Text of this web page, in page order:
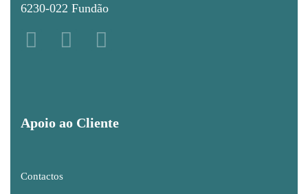
6230-022 Fundão
Apoio ao Cliente
Contactos